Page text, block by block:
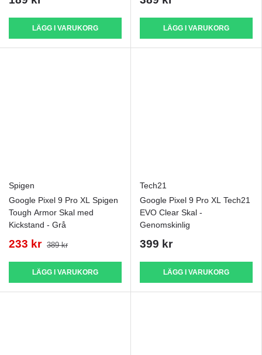
LÄGG I VARUKORG LÄGG I VARUKORG
Spigen
Google Pixel 9 Pro XL Spigen
Tough Armor Skal med
Kickstand - Grå
233 kr 389 kr
LÄGG I VARUKORG
Tech21
Google Pixel 9 Pro XL Tech21
EVO Clear Skal -
Genomskinlig
399 kr
LÄGG I VARUKORG